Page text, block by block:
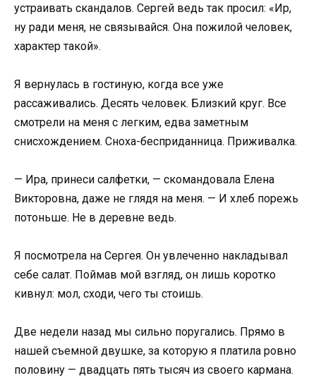
устраивать скандалов. Сергей ведь так просил: «Ир,
ну ради меня, не связывайся. Она пожилой человек,
характер такой».
Я вернулась в гостиную, когда все уже
рассаживались. Десять человек. Близкий круг. Все
смотрели на меня с легким, едва заметным
снисхождением. Сноха-бесприданница. Приживалка.
— Ира, принеси салфетки, — скомандовала Елена
Викторовна, даже не глядя на меня. — И хлеб порежь
потоньше. Не в деревне ведь.
Я посмотрела на Сергея. Он увлеченно накладывал
себе салат. Поймав мой взгляд, он лишь коротко
кивнул: мол, сходи, чего ты стоишь.
Две недели назад мы сильно поругались. Прямо в
нашей съемной двушке, за которую я платила ровно
половину — двадцать пять тысяч из своего кармана.